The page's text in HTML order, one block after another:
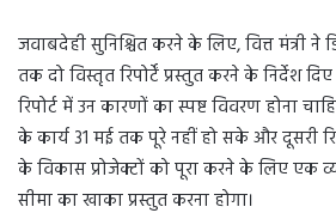
जवाबदेही सुनिश्चित करने के लिए, वित्त मंत्री ने
तक दो विस्तृत रिपोर्टें प्रस्तुत करने के निर्देश
रिपोर्ट में उन कारणों का स्पष्ट विवरण होना
के कार्य 31 मई तक पूरे नहीं हो सके और दूसरी
के विकास प्रोजेक्टों को पूरा करने के लिए एक
सीमा का खाका प्रस्तुत करना होगा।